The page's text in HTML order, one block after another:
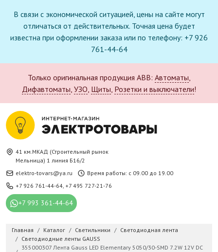
В связи с экономической ситуацией, цены на сайте могут
отличаться от действительных. Точная цена будет
известна при оформлении заказа или по телефону: +7 926
761-44-64
Только оригинальная продукция ABB: Автоматы,
Дифавтоматы, УЗО, Щиты, Розетки и выключатели!
41 км.МКАД (Строительный рынок
Мельница) 1 линия Б16/2
elektro-tovars@ya.ru
Время работы: с 09.00 до 19.00
+7 926 761-44-64, +7 495 727-21-76
+7 993 361-44-64
Главная Каталог Светильники
Светодиодная лента
Светодиодные ленты GAUSS
355000307 Лента Gauss LED Elementary 5050/30-SMD 7.2W 12V DC